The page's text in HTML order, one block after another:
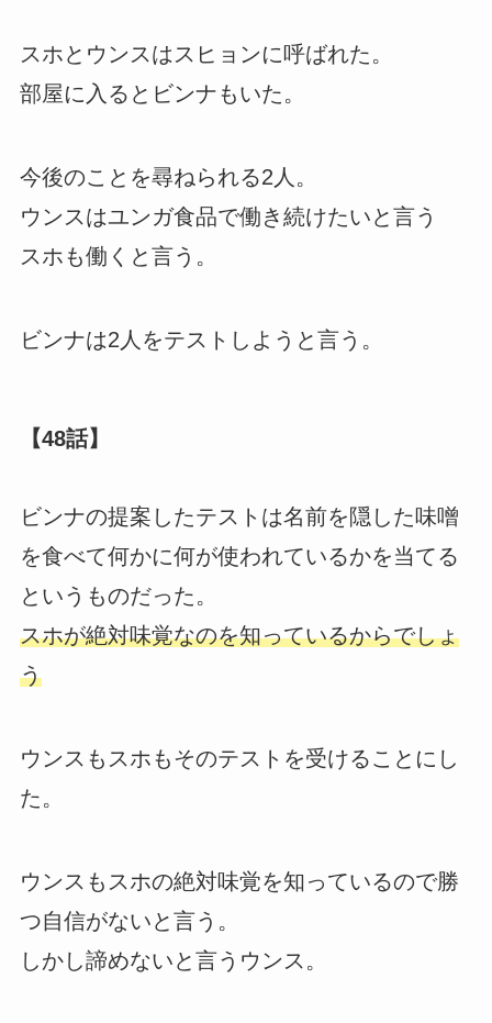
スホとウンスはスヒョンに呼ばれた。
部屋に入るとビンナもいた。
今後のことを尋ねられる2人。
ウンスはユンガ食品で働き続けたいと言う
スホも働くと言う。
ビンナは2人をテストしようと言う。
【48話】
ビンナの提案したテストは名前を隠した味噌
を食べて何かに何が使われているかを当てる
というものだった。
スホが絶対味覚なのを知っているからでしょ
う
ウンスもスホもそのテストを受けることにし
た。
ウンスもスホの絶対味覚を知っているので勝
つ自信がないと言う。
しかし諦めないと言うウンス。